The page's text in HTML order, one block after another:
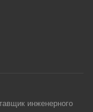
инженерного